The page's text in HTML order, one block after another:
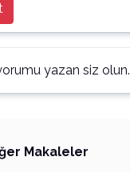
yazan siz olun.
Makaleler